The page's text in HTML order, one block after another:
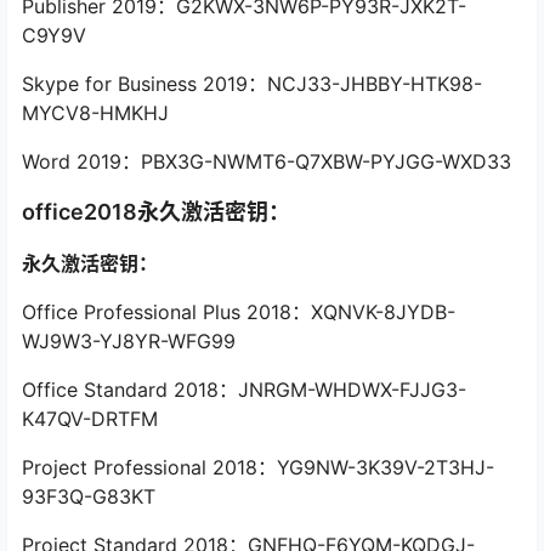
Publisher 2019：G2KWX-3NW6P-PY93R-JXK2T-
C9Y9V
Skype for Business 2019：NCJ33-JHBBY-HTK98-
MYCV8-HMKHJ
Word 2019：PBX3G-NWMT6-Q7XBW-PYJGG-WXD33
office2018永久激活密钥：
永久激活密钥：
Office Professional Plus 2018：XQNVK-8JYDB-
WJ9W3-YJ8YR-WFG99
Office Standard 2018：JNRGM-WHDWX-FJJG3-
K47QV-DRTFM
Project Professional 2018：YG9NW-3K39V-2T3HJ-
93F3Q-G83KT
Project Standard 2018：GNFHQ-F6YQM-KQDGJ-